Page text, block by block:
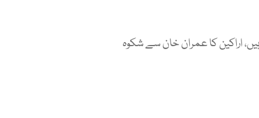
اراکین کا عمران خان سے شکوہ